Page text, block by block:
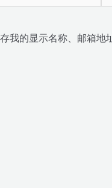
子
箱
我的显示名称、邮箱地